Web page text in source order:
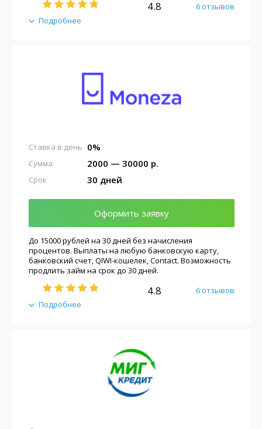
Подробнее
4.8 6 отзывов
0%
Ставка в день
2000 — 30000 р.
Сумма
30 дней
Срок
Оформить заявку
Подробнее
До 15000 рублей на 30 дней без начисления
процентов. Выплаты на любую банковскую карту,
банковский счет, QIWI-кошелек, Contact. Возможность
продлить займ на срок до 30 дней.
4.8 6 отзывов